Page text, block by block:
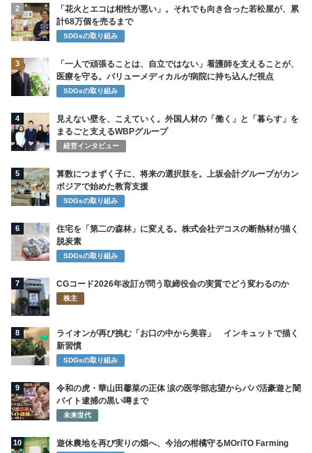
2
「花火とエコは相性が悪い」。それでも向き合った若松屋が、累
計68万個を売るまで
SDGsの取り組み
3
「一人で頑張ることは、自立ではない」看護師を支えることが、
医療を守る。バリューメディカルが病院に持ち込んだ視点
SDGsの取り組み
4
見えない壁を、こえていく。外国人材の「働く」と「暮らす」を
まるごと支えるWBPグループ
経営インタビュー
5
算数につまずく子に、将来の選択肢を。上坂会計グループがカン
ボジアで始めた教育支援
SDGsの取り組み
6
住宅を「第二の森林」に変える。株式会社デコスの断熱材が描く
脱炭素
SDGsの取り組み
7 CGコード2026年改訂が問う取締役会の実質でどう変わるのか
株主
8
ライオンが再び挑む「お口の中から美容」 インキュットで描く
新習慣
SDGsの取り組み
9
令和の虎・華山田馨菜の正体 涙の医学部志望からパパ活豪遊と闇
バイト逮捕の黒い噂まで
未来世代
10 遊休農地を再び実りの畑へ、今治の柑橘守るMOriTO Farming